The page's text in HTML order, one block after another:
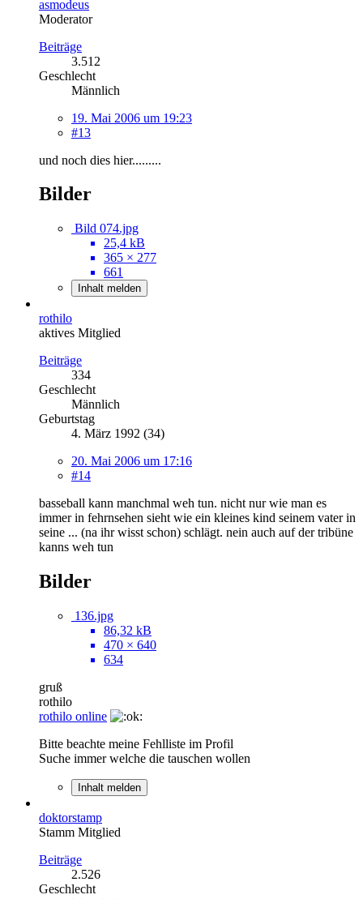
asmodeus
Moderator
Beiträge
3.512
Geschlecht
Männlich
19. Mai 2006 um 19:23
#13
und noch dies hier.........
Bilder
Bild 074.jpg
25,4 kB
365 × 277
661
Inhalt melden
rothilo
aktives Mitglied
Beiträge
334
Geschlecht
Männlich
Geburtstag
4. März 1992 (34)
20. Mai 2006 um 17:16
#14
basseball kann manchmal weh tun. nicht nur wie man es
immer in fehrnsehen sieht wie ein kleines kind seinem vater in
seine ... (na ihr wisst schon) schlägt. nein auch auf der tribüne
kanns weh tun
Bilder
136.jpg
86,32 kB
470 × 640
634
gruß
rothilo
rothilo online
Bitte beachte meine Fehlliste im Profil
Suche immer welche die tauschen wollen
Inhalt melden
doktorstamp
Stamm Mitglied
Beiträge
2.526
Geschlecht